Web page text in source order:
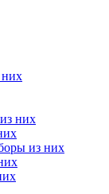
них
из них